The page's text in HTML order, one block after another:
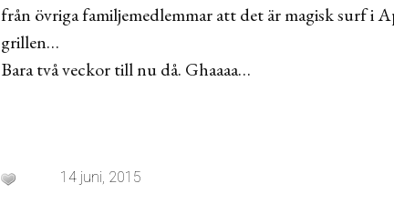
från övriga familjemedlemmar att det är magisk surf i
grillen…
Bara två veckor till nu då. Ghaaaa…
14 juni, 2015